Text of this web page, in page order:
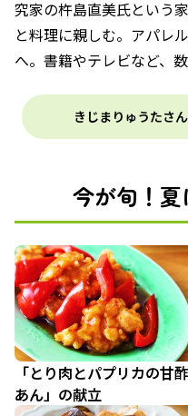
究家の杵島直美氏という
と料理に親しむ。アパレ
へ。書籍やテレビなど、
きじまりゅうたさ
今が旬！
「とり肉とパプリカの甘酢
あん」の献立